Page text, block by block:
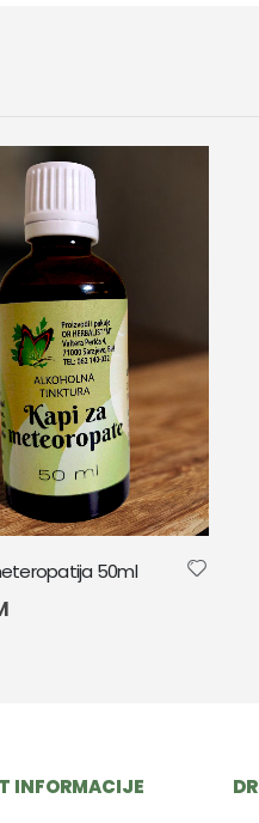
50ml
INFORMACIJE